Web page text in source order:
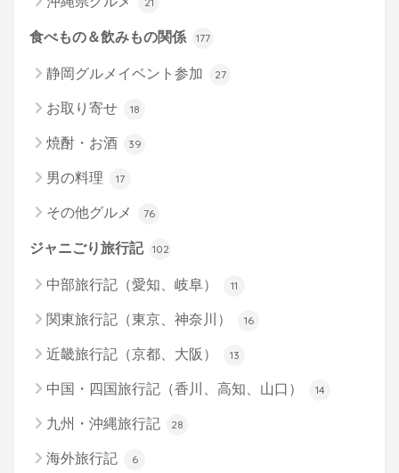
食べもの＆飲みもの関係 177
静岡グルメイベント参加 27
お取り寄せ 18
焼酎・お酒 39
男の料理 17
その他グルメ 76
ジャニごり旅行記 102
中部旅行記（愛知、岐阜） 11
関東旅行記（東京、神奈川） 16
近畿旅行記（京都、大阪） 13
中国・四国旅行記（香川、高知、山口） 14
九州・沖縄旅行記 28
海外旅行記 6